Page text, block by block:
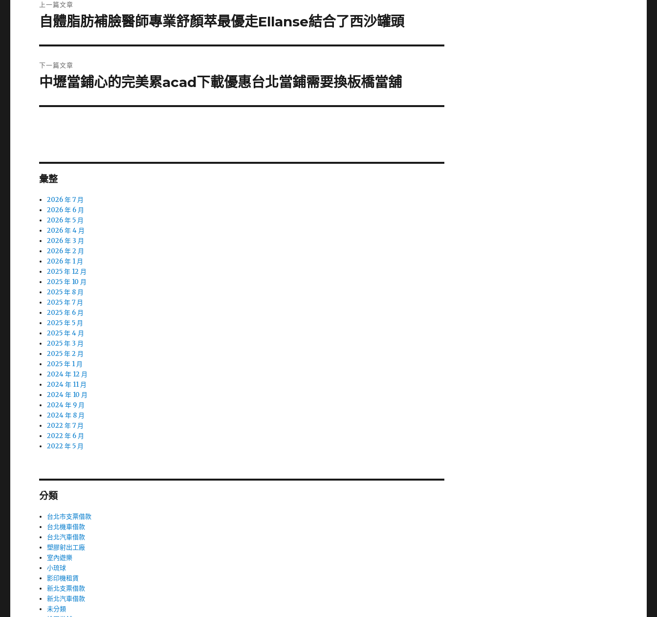
章
上一篇文章
上
篇
文
章:
自體脂肪補臉醫師專業舒顏萃最優走Ellanse結合了西沙罐頭
下一篇文章
下
篇
中壢當鋪心的完美累acad下載優惠台北當鋪需要換板橋當舖
彙整
2026 年 7 月
2026 年 6 月
2026 年 5 月
2026 年 4 月
2026 年 3 月
2026 年 2 月
2026 年 1 月
2025 年 12 月
2025 年 10 月
2025 年 8 月
2025 年 7 月
2025 年 6 月
2025 年 5 月
2025 年 4 月
2025 年 3 月
2025 年 2 月
2025 年 1 月
2024 年 12 月
2024 年 11 月
2024 年 10 月
2024 年 9 月
2024 年 8 月
2022 年 7 月
2022 年 6 月
2022 年 5 月
分類
台北市支票借款
台北機車借款
台北汽車借款
塑膠射出工廠
室內遊樂
小琉球
影印機租賃
新北支票借款
新北汽車借款
未分類